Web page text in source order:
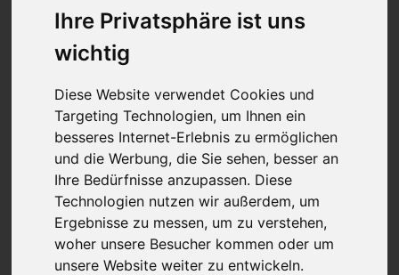
Ihre Privatsphäre ist uns
wichtig
Diese Website verwendet Cookies und
Targeting Technologien, um Ihnen ein
besseres Internet-Erlebnis zu ermöglichen
und die Werbung, die Sie sehen, besser an
Ihre Bedürfnisse anzupassen. Diese
Technologien nutzen wir außerdem, um
Ergebnisse zu messen, um zu verstehen,
woher unsere Besucher kommen oder um
unsere Website weiter zu entwickeln.
Der Shop wird aktuell gewartet. Es werden
keine Bestellungen bis auf Weiteres bearbeitet.
Home
Katalog
Muttern und Gewindeeinsätze
Sicherungsmuttern
Sicherungsmuttern DIN 985
EDELSTAHL V2A
ab 4,57€